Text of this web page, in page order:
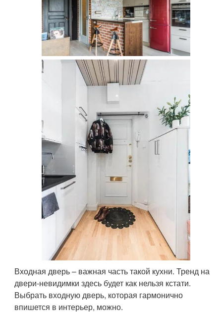
Входная дверь – важная часть такой кухни. Тренд на
двери-невидимки здесь будет как нельзя кстати.
Выбрать входную дверь, которая гармонично
впишется в интерьер, можно.